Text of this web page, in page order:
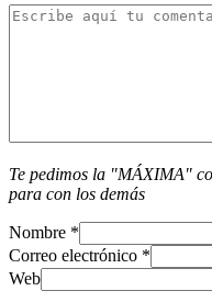
Te pedimos la "MÁXIMA"
para con los demás
Nombre *
Correo electrónico *
Web